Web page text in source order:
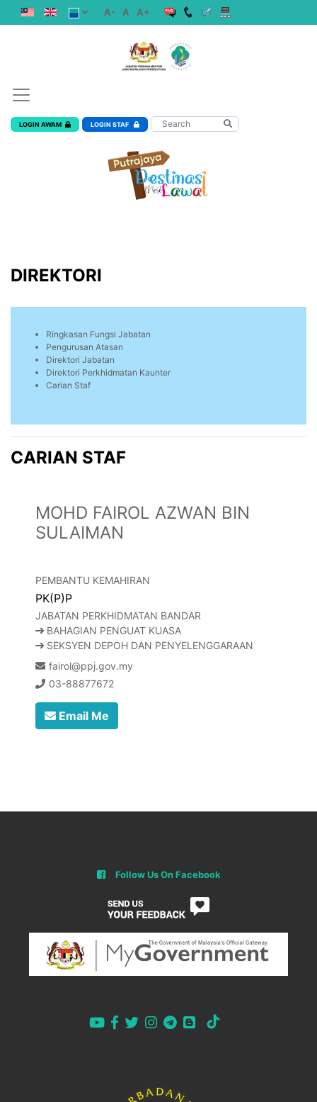
A- A A+
LOGIN AWAM LOGIN STAF
DIREKTORI
Ringkasan Fungsi Jabatan
Pengurusan Atasan
Direktori Jabatan
Direktori Perkhidmatan Kaunter
Carian Staf
CARIAN STAF
MOHD FAIROL AZWAN BIN
SULAIMAN
PEMBANTU KEMAHIRAN
PK(P)P
JABATAN PERKHIDMATAN BANDAR
BAHAGIAN PENGUAT KUASA
SEKSYEN DEPOH DAN PENYELENGGARAAN
fairol@ppj.gov.my
03-88877672
Email Me
Follow Us On Facebook